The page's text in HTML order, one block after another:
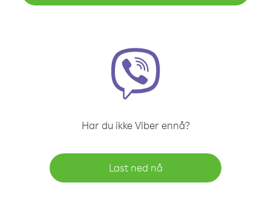
Har du ikke Viber ennå?
Last ned nå